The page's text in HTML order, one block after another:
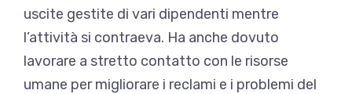
uscite gestite di vari dipendenti mentre
l’attività si contraeva. Ha anche dovuto
lavorare a stretto contatto con le risorse
umane per migliorare i reclami e i problemi del